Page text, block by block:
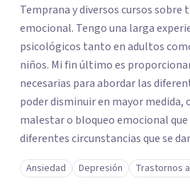
Temprana y diversos cursos
emocional. Tengo una larga
psicológicos tanto en adultos
niños. Mi fin último es
necesarias para abordar las
poder disminuir en mayor medida,
malestar o bloqueo emocional
diferentes circunstancias que se
Ansiedad Depresión Trastornos